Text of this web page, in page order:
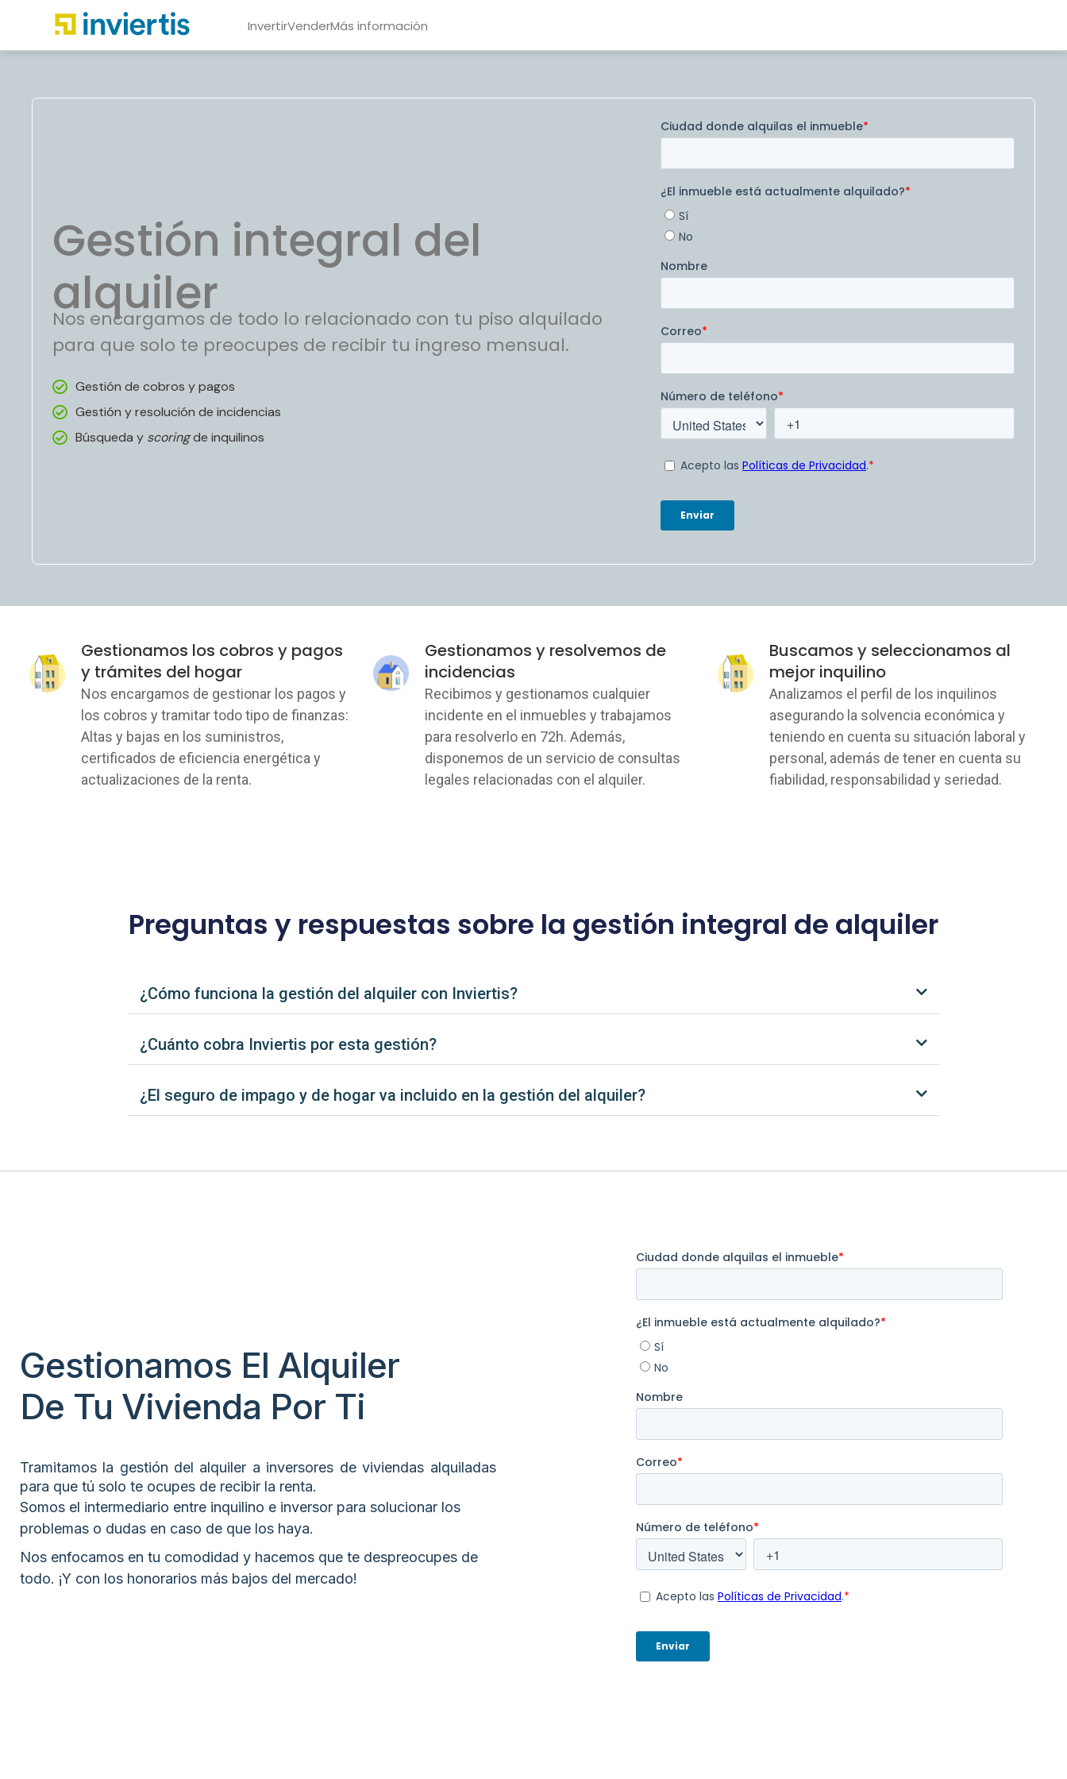
InvertirVenderMás información
Gestión integral del
alquiler
Nos encargamos de todo lo relacionado con tu piso alquilado
para que solo te preocupes de recibir tu ingreso mensual.
Gestión de cobros y pagos
Gestión y resolución de incidencias
Búsqueda y scoringde inquilinos
Gestionamos los cobros y pagos
y trámites del hogar
Nos encargamos de gestionar los pagos y
los cobros y tramitar todo tipo de finanzas:
Altas y bajas en los suministros,
certificados de eficiencia energética y
actualizaciones de la renta.
Gestionamos y resolvemos de
incidencias
Recibimos y gestionamos cualquier
incidente en el inmuebles y trabajamos
para resolverlo en 72h. Además,
disponemos de un servicio de consultas
legales relacionadas con el alquiler.
Buscamos y seleccionamos al
mejor inquilino
Analizamos el perfil de los inquilinos
asegurando la solvencia económica y
teniendo en cuenta su situación laboral y
personal, además de tener en cuenta su
fiabilidad, responsabilidad y seriedad.
Preguntas y respuestas sobre la gestión integral de alquiler
¿Cómo funciona la gestión del alquiler con Inviertis?
¿Cuánto cobra Inviertis por esta gestión?
¿El seguro de impago y de hogar va incluido en la gestión del alquiler?
Gestionamos El Alquiler
De Tu Vivienda Por Ti
Tramitamos la gestión del alquiler a inversores de viviendas alquiladas
para que tú solo te ocupes de recibir la renta.
Somos el intermediario entre inquilino e inversor para solucionar los
problemas o dudas en caso de que los haya.
Nos enfocamos en tu comodidad y hacemos que te despreocupes de
todo. ¡Y con los honorarios más bajos del mercado!